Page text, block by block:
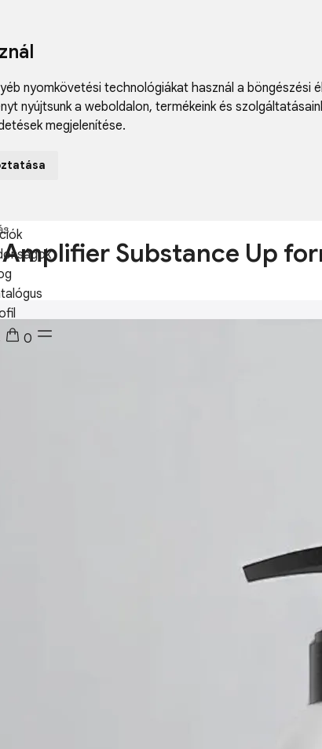
nyomkövetési technológiákat használ a böngészési
nyújtsunk a weboldalon, termékeink és
megjelenítése.
0
Amplifier Substance Up